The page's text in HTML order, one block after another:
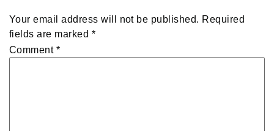
Your email address will not be published. Required
fields are marked *
Comment *